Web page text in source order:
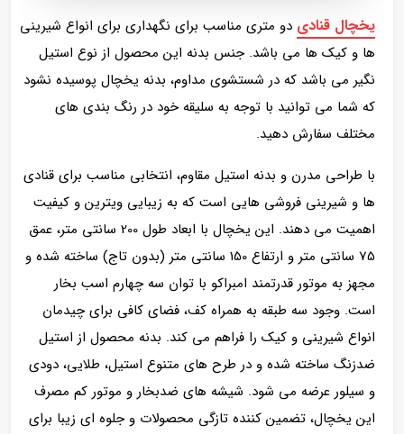
یخچال قنادی دو متری مناسب برای نگهداری برای انواع شیرینی
ها و کیک ها می باشد. جنس بدنه این محصول از نوع استیل
نگیر می باشد که در شستشوی مداوم، بدنه یخچال پوسیده نشود
که شما می توانید با توجه به سلیقه خود در رنگ بندی های
مختلف سفارش دهید.
با طراحی مدرن و بدنه استیل مقاوم، انتخابی مناسب برای قنادی‌
ها و شیرینی‌ فروشی‌ هایی است که به زیبایی ویترین و کیفیت
اهمیت می‌ دهند. این یخچال با ابعاد طول 200 سانتی‌ متر، عمق
75 سانتی‌ متر و ارتفاع 150 سانتی‌ متر (بدون تاج) ساخته شده و
مجهز به موتور قدرتمند امبراکو با توان سه چهارم اسب بخار
است. وجود سه طبقه به همراه کف، فضای کافی برای چیدمان
انواع شیرینی و کیک را فراهم می‌ کند. بدنه محصول از استیل
ضدزنگ ساخته شده و در طرح‌ های متنوع استیل، طلایی، دودی
و سیلور عرضه می‌ شود. شیشه‌ های ضدبخار و موتور کم‌ مصرف
این یخچال، تضمین‌ کننده تازگی محصولات و جلوه‌ ای زیبا برای